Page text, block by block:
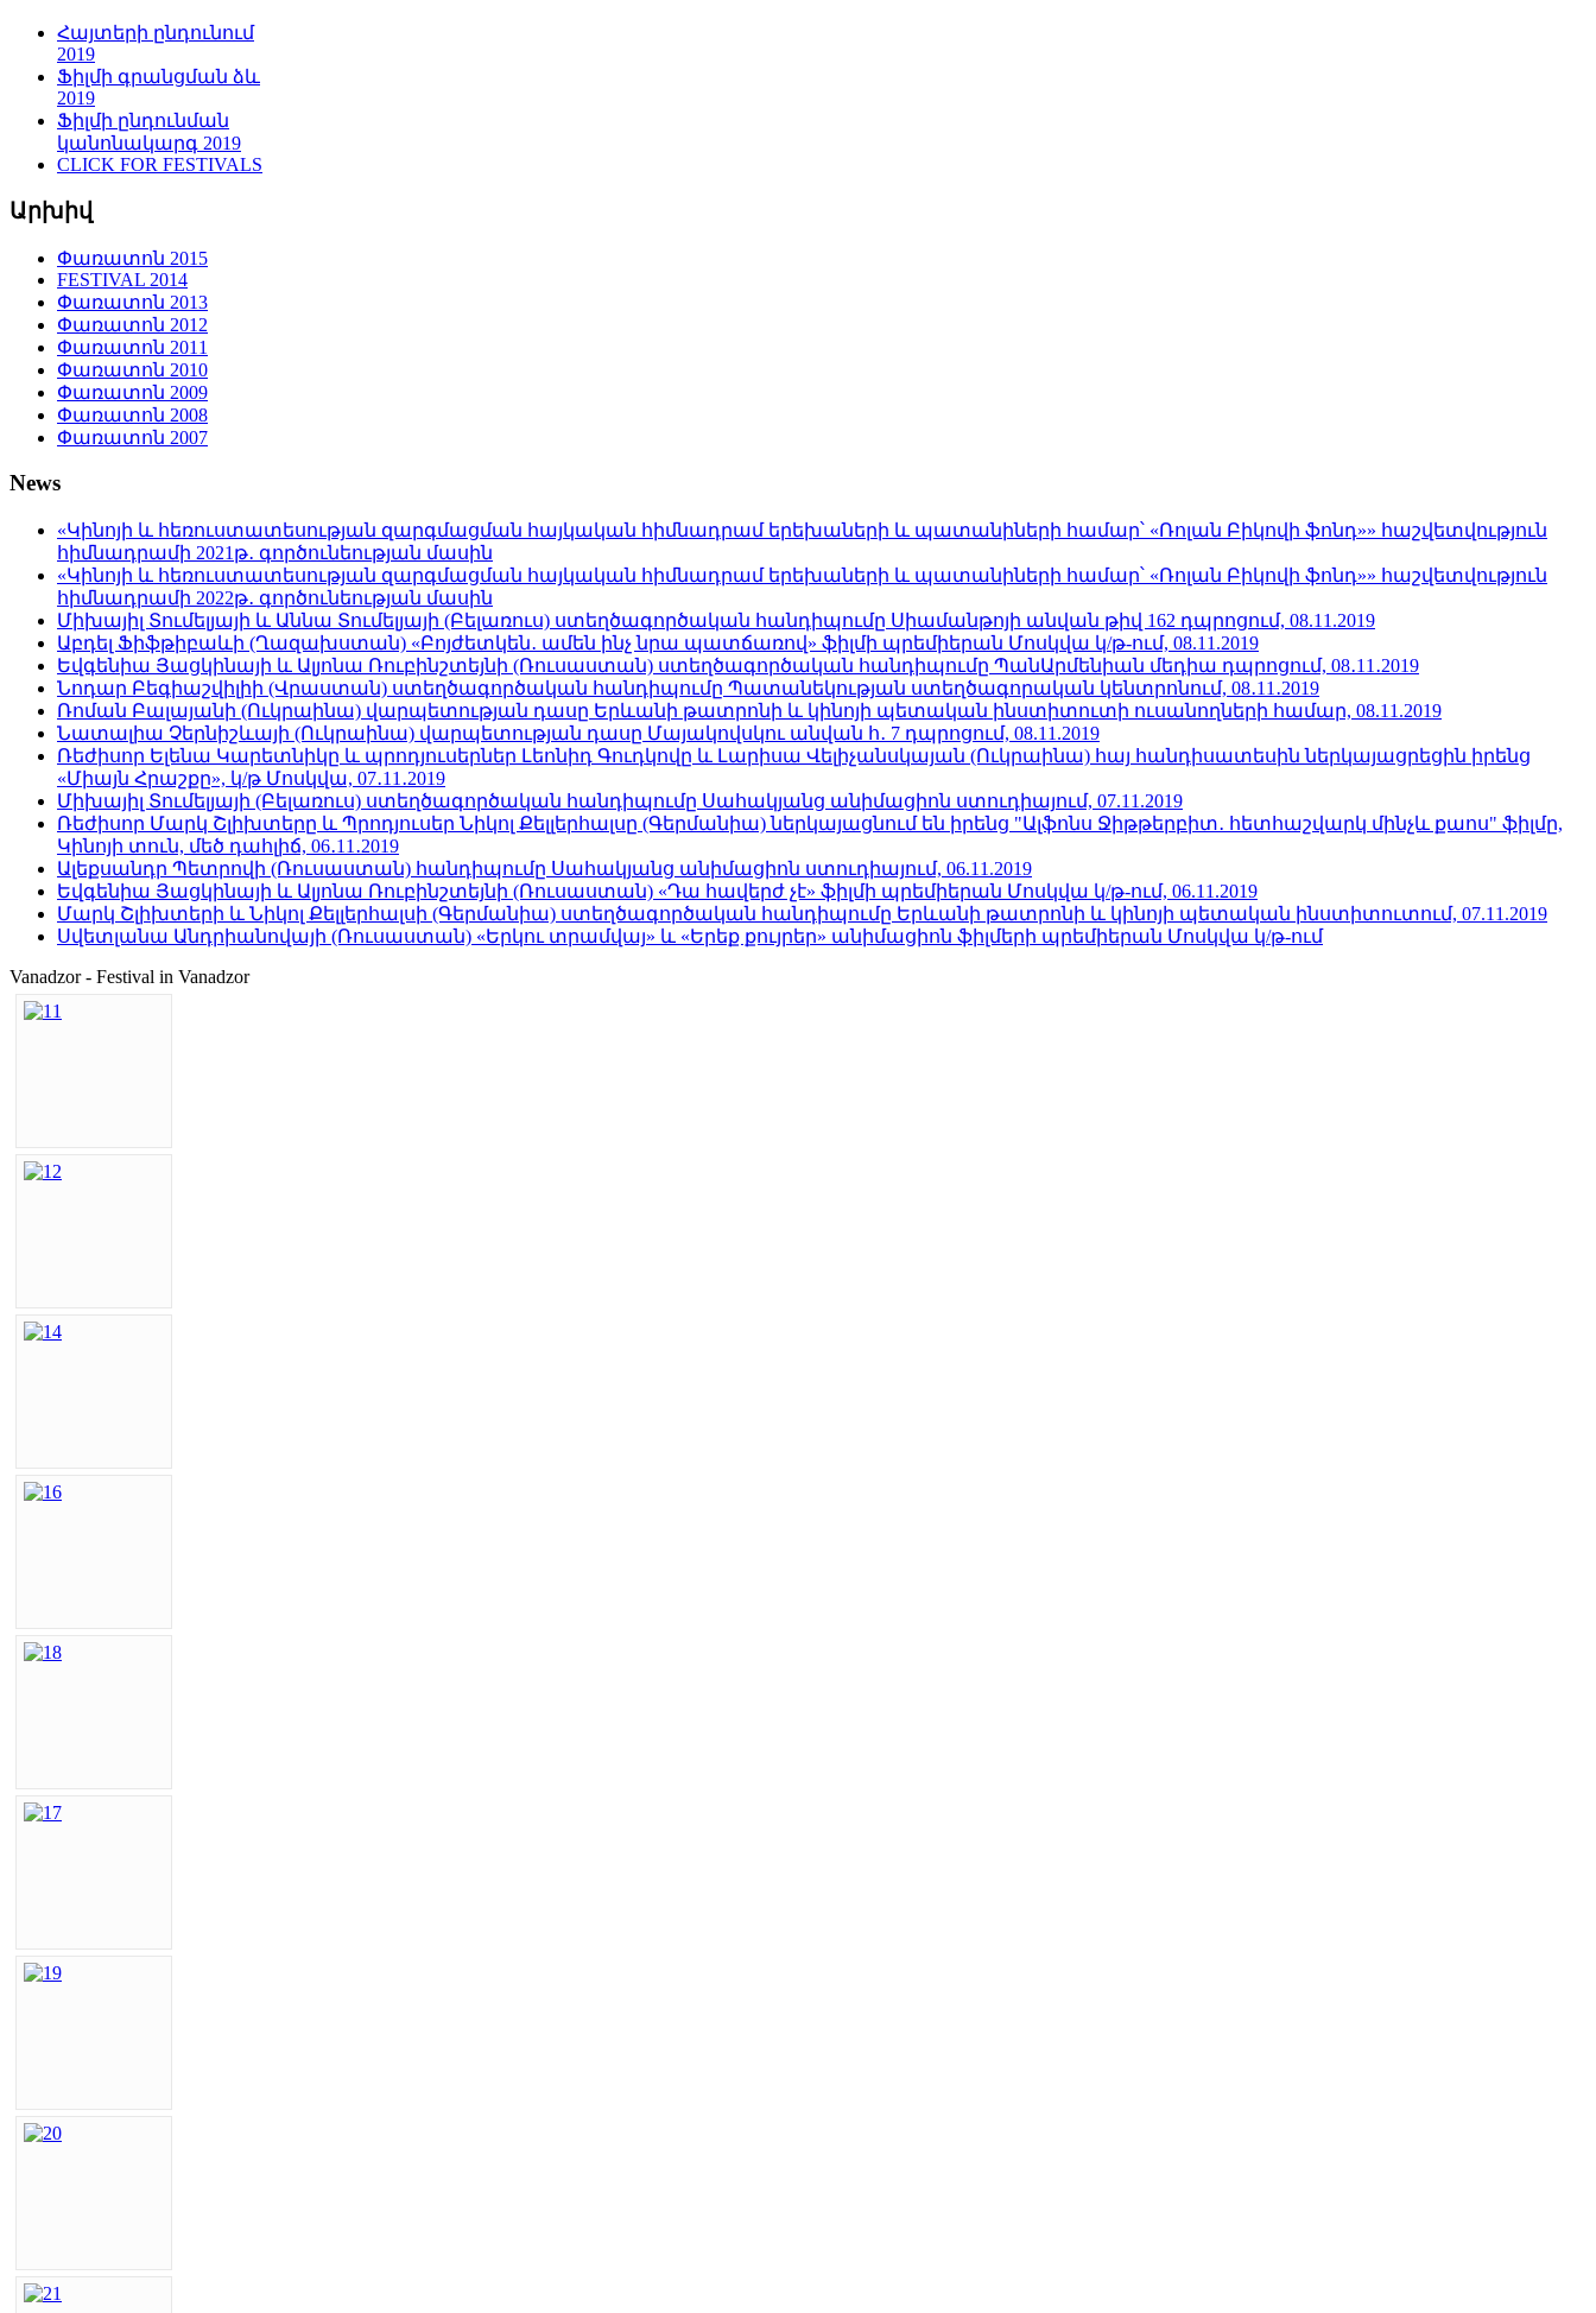
Հայտերի ընդունում
2019
Ֆիլմի գրանցման ձև
2019
Ֆիլմի ընդունման
կանոնակարգ 2019
CLICK FOR FESTIVALS
Արխիվ
Փառատոն 2015
FESTIVAL 2014
Փառատոն 2013
Փառատոն 2012
Փառատոն 2011
Փառատոն 2010
Փառատոն 2009
Փառատոն 2008
Փառատոն 2007
News
«Կինոյի և հեռուստատեսության զարգմացման հայկական հիմնադրամ երեխաների և պատանիների համար՝ «Ռոլան Բիկովի ֆոնդ»» հաշվետվություն
հիմնադրամի 2021թ․ գործունեության մասին
«Կինոյի և հեռուստատեսության զարգմացման հայկական հիմնադրամ երեխաների և պատանիների համար՝ «Ռոլան Բիկովի ֆոնդ»» հաշվետվություն
հիմնադրամի 2022թ․ գործունեության մասին
Միխայիլ Տումելյայի և Աննա Տումելյայի (Բելառուս) ստեղծագործական հանդիպումը Սիամանթոյի անվան թիվ 162 դպրոցում, 08.11.2019
Աբդել Ֆիֆթիբաևի (Ղազախստան) «Բոյժետկեն․ ամեն ինչ նրա պատճառով» ֆիլմի պրեմիերան Մոսկվա կ/թ-ում, 08.11.2019
Եվգենիա Յացկինայի և Ալյոնա Ռուբինշտեյնի (Ռուսաստան) ստեղծագործական հանդիպումը ՊանԱրմենիան մեդիա դպրոցում, 08․11․2019
Նոդար Բեգիաշվիլիի (Վրաստան) ստեղծագործական հանդիպումը Պատանեկության ստեղծագորական կենտրոնում, 08․11․2019
Ռոման Բալայանի (Ուկրաինա) վարպետության դասը Երևանի թատրոնի և կինոյի պետական ինստիտուտի ուսանողների համար, 08.11.2019
Նատալիա Չերնիշևայի (Ուկրաինա) վարպետության դասը Մայակովսկու անվան հ․ 7 դպրոցում, 08.11.2019
Ռեժիսոր Ելենա Կարետնիկը և պրոդյուսերներ Լեոնիդ Գուդկովը և Լարիսա Վելիչանսկայան (Ուկրաինա) հայ հանդիսատեսին ներկայացրեցին իրենց
«Միայն Հրաշքը», կ/թ Մոսկվա, 07․11․2019
Միխայիլ Տումելյայի (Բելառուս) ստեղծագործական հանդիպումը Սահակյանց անիմացիոն ստուդիայում, 07.11.2019
Ռեժիսոր Մարկ Շլիխտերը և Պրոդյուսեր Նիկոլ Քելլերհալսը (Գերմանիա) ներկայացնում են իրենց "Ալֆոնս Ջիթթերբիտ․ հետհաշվարկ մինչև քաոս" ֆիլմը,
Կինոյի տուն, մեծ դահլիճ, 06․11․2019
Ալեքսանդր Պետրովի (Ռուսաստան) հանդիպումը Սահակյանց անիմացիոն ստուդիայում, 06.11.2019
Եվգենիա Յացկինայի և Ալյոնա Ռուբինշտեյնի (Ռուսաստան) «Դա հավերժ չէ» ֆիլմի պրեմիերան Մոսկվա կ/թ-ում, 06.11.2019
Մարկ Շլիխտերի և Նիկոլ Քելլերհալսի (Գերմանիա) ստեղծագործական հանդիպումը Երևանի թատրոնի և կինոյի պետական ինստիտուտում, 07.11.2019
Սվետլանա Անդրիանովայի (Ռուսաստան) «Երկու տրամվայ» և «Երեք քույրեր» անիմացիոն ֆիլմերի պրեմիերան Մոսկվա կ/թ-ում
Vanadzor - Festival in Vanadzor